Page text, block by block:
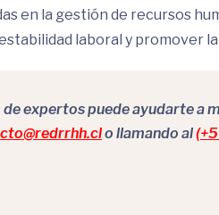
en la gestión de recursos
laboral y promover
expertos puede ayudarte a
o llamando al